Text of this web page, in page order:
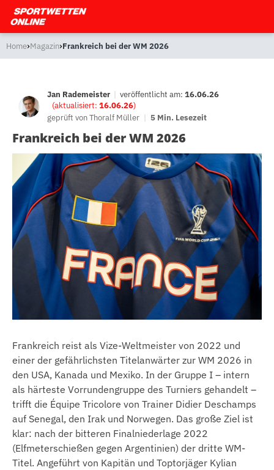
Home›Magazin›Frankreich bei der WM 2026
Jan Rademeister | veröffentlicht am: 16.06.26
(aktualisiert: 16.06.26)
geprüft vonThoralf Müller | 5 Min. Lesezeit
Frankreich bei der WM 2026
Frankreich reist als Vize-Weltmeister von 2022 und
einer der gefährlichsten Titelanwärter zur WM 2026 in
den USA, Kanada und Mexiko. In der Gruppe I – intern
als härteste Vorrundengruppe des Turniers gehandelt –
trifft die Équipe Tricolore von Trainer Didier Deschamps
auf Senegal, den Irak und Norwegen. Das große Ziel ist
klar: nach der bitteren Finalniederlage 2022
(Elfmeterschießen gegen Argentinien) der dritte WM-
Titel. Angeführt von Kapitän und Toptorjäger Kylian